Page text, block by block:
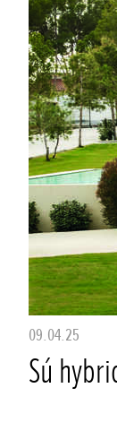
09.04.25
Sú